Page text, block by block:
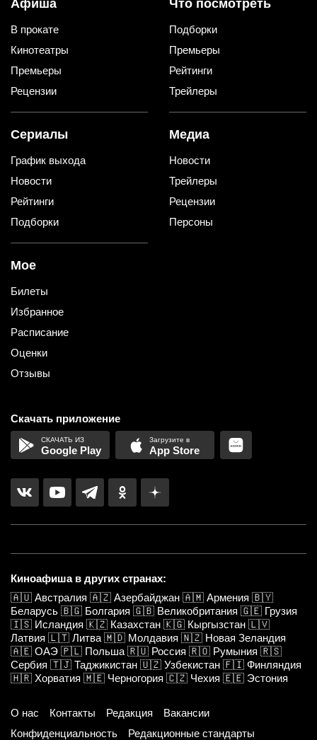
Афиша
В прокате
Кинотеатры
Премьеры
Рецензии
Что посмотреть
Подборки
Премьеры
Рейтинги
Трейлеры
Сериалы
График выхода
Новости
Рейтинги
Подборки
Медиа
Новости
Трейлеры
Рецензии
Персоны
Мое
Билеты
Избранное
Расписание
Оценки
Отзывы
Скачать приложение
Google Play App Store
Киноафиша в других странах:
🇦🇺 Австралия 🇦🇿 Азербайджан 🇦🇲 Армения 🇧🇾
Беларусь 🇧🇬 Болгария 🇬🇧 Великобритания 🇬🇪 Грузия
🇮🇸 Исландия 🇰🇿 Казахстан 🇰🇬 Кыргызстан 🇱🇻
Латвия 🇱🇹 Литва 🇲🇩 Молдавия 🇳🇿 Новая Зеландия
🇦🇪 ОАЭ 🇵🇱 Польша 🇷🇺 Россия 🇷🇴 Румыния 🇷🇸
Сербия 🇹🇯 Таджикистан 🇺🇿 Узбекистан 🇫🇮 Финляндия
🇭🇷 Хорватия 🇲🇪 Черногория 🇨🇿 Чехия 🇪🇪 Эстония
О нас Контакты Редакция
Вакансии
Конфиденциальность
Редакционные стандарты